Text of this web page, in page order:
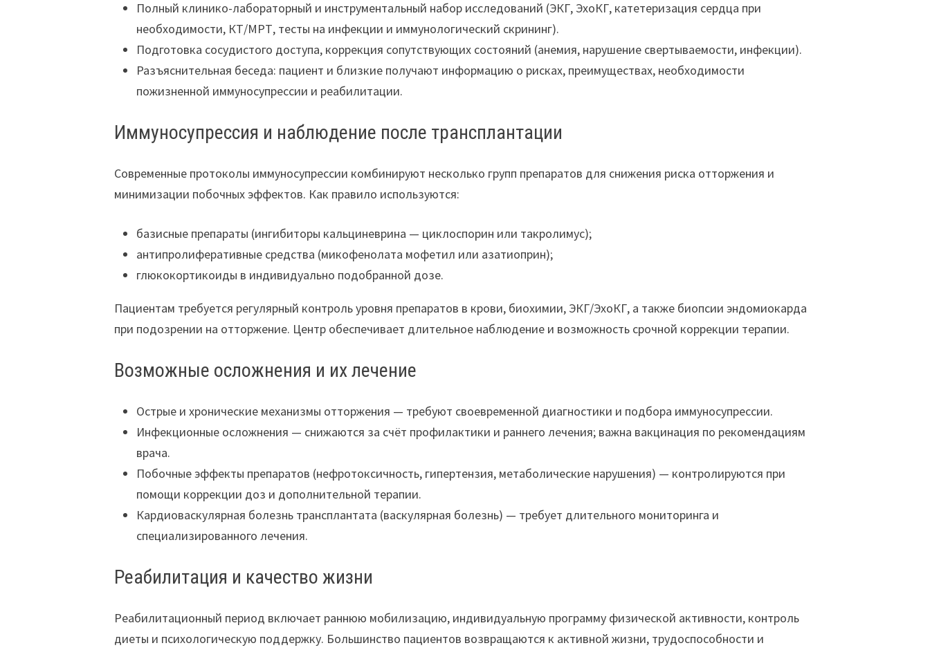
Полный клинико-лабораторный и инструментальный набор исследований (ЭКГ, ЭхоКГ, катетеризация сердца при
необходимости, КТ/МРТ, тесты на инфекции и иммунологический скрининг).
Подготовка сосудистого доступа, коррекция сопутствующих состояний (анемия, нарушение свертываемости, инфекции).
Разъяснительная беседа: пациент и близкие получают информацию о рисках, преимуществах, необходимости
пожизненной иммуносупрессии и реабилитации.
Иммуносупрессия и наблюдение после трансплантации
Современные протоколы иммуносупрессии комбинируют несколько групп препаратов для снижения риска отторжения и
минимизации побочных эффектов. Как правило используются:
базисные препараты (ингибиторы кальциневрина — циклоспорин или такролимус);
антипролиферативные средства (микофенолата мофетил или азатиоприн);
глюкокортикоиды в индивидуально подобранной дозе.
Пациентам требуется регулярный контроль уровня препаратов в крови, биохимии, ЭКГ/ЭхоКГ, а также биопсии эндомиокарда
при подозрении на отторжение. Центр обеспечивает длительное наблюдение и возможность срочной коррекции терапии.
Возможные осложнения и их лечение
Острые и хронические механизмы отторжения — требуют своевременной диагностики и подбора иммуносупрессии.
Инфекционные осложнения — снижаются за счёт профилактики и раннего лечения; важна вакцинация по рекомендациям
врача.
Побочные эффекты препаратов (нефротоксичность, гипертензия, метаболические нарушения) — контролируются при
помощи коррекции доз и дополнительной терапии.
Кардиоваскулярная болезнь трансплантата (васкулярная болезнь) — требует длительного мониторинга и
специализированного лечения.
Реабилитация и качество жизни
Реабилитационный период включает раннюю мобилизацию, индивидуальную программу физической активности, контроль
диеты и психологическую поддержку. Большинство пациентов возвращаются к активной жизни, трудоспособности и